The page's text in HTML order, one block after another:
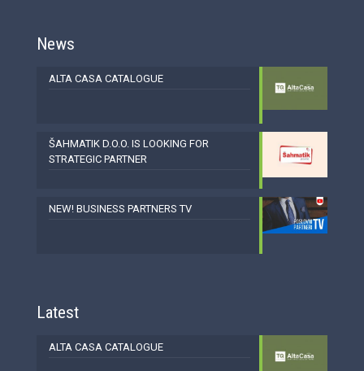
News
ALTA CASA CATALOGUE
ŠAHMATIK D.O.O. IS LOOKING FOR
STRATEGIC PARTNER
NEW! BUSINESS PARTNERS TV
Latest
ALTA CASA CATALOGUE